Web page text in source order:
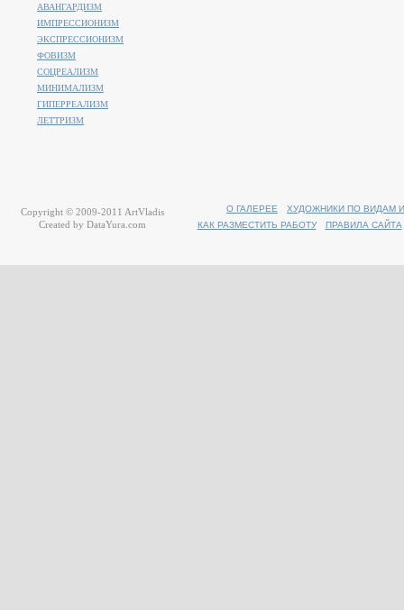
АВАНГАРДИЗМ
ИМПРЕССИОНИЗМ
ЭКСПРЕССИОНИЗМ
ФОВИЗМ
СОЦРЕАЛИЗМ
МИНИМАЛИЗМ
ГИПЕРРЕАЛИЗМ
ЛЕТТРИЗМ
О ГАЛЕРЕЕ
ХУДОЖНИКИ ПО ВИДАМ
КАК РАЗМЕСТИТЬ РАБОТУ
ПРАВИЛА САЙТА
Copyright © 2009-2011 ArtVladis
Created by DataYura.com